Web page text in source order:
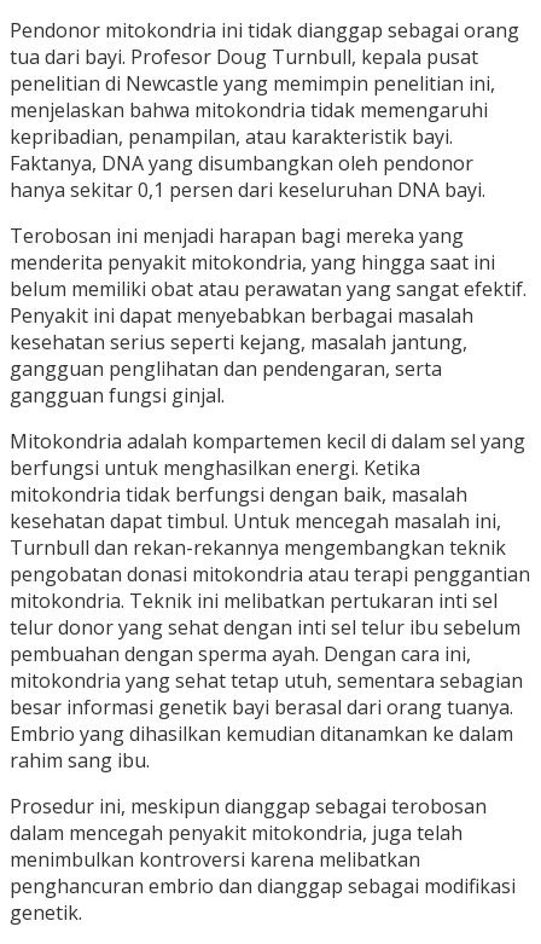
Pendonor mitokondria ini tidak dianggap sebagai orang
tua dari bayi. Profesor Doug Turnbull, kepala pusat
penelitian di Newcastle yang memimpin penelitian ini,
menjelaskan bahwa mitokondria tidak memengaruhi
kepribadian, penampilan, atau karakteristik bayi.
Faktanya, DNA yang disumbangkan oleh pendonor
hanya sekitar 0,1 persen dari keseluruhan DNA bayi.
Terobosan ini menjadi harapan bagi mereka yang
menderita penyakit mitokondria, yang hingga saat ini
belum memiliki obat atau perawatan yang sangat efektif.
Penyakit ini dapat menyebabkan berbagai masalah
kesehatan serius seperti kejang, masalah jantung,
gangguan penglihatan dan pendengaran, serta
gangguan fungsi ginjal.
Mitokondria adalah kompartemen kecil di dalam sel yang
berfungsi untuk menghasilkan energi. Ketika
mitokondria tidak berfungsi dengan baik, masalah
kesehatan dapat timbul. Untuk mencegah masalah ini,
Turnbull dan rekan-rekannya mengembangkan teknik
pengobatan donasi mitokondria atau terapi penggantian
mitokondria. Teknik ini melibatkan pertukaran inti sel
telur donor yang sehat dengan inti sel telur ibu sebelum
pembuahan dengan sperma ayah. Dengan cara ini,
mitokondria yang sehat tetap utuh, sementara sebagian
besar informasi genetik bayi berasal dari orang tuanya.
Embrio yang dihasilkan kemudian ditanamkan ke dalam
rahim sang ibu.
Prosedur ini, meskipun dianggap sebagai terobosan
dalam mencegah penyakit mitokondria, juga telah
menimbulkan kontroversi karena melibatkan
penghancuran embrio dan dianggap sebagai modifikasi
genetik.